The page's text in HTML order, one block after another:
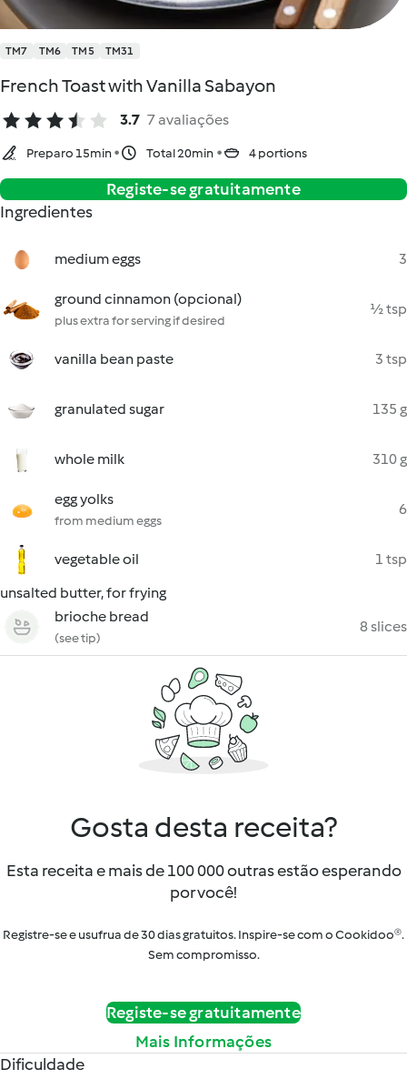
TM7 TM6 TM5 TM31
French Toast with Vanilla Sabayon
3.7 7 avaliações
Preparo 15min Total 20min 4 portions
Registe-se gratuitamente
Ingredientes
medium eggs 3
ground cinnamon (opcional)
plus extra for serving if desired
½ tsp
vanilla bean paste 3 tsp
granulated sugar 135 g
whole milk 310 g
egg yolks
from medium eggs
6
vegetable oil
1 tsp
unsalted butter, for frying
brioche bread
(see tip)
8 slices
Gosta desta receita?
Esta receita e mais de 100 000 outras estão esperando
por você!
Registre-se e usufrua de 30 dias gratuitos. Inspire-se com o Cookidoo®.
Sem compromisso.
Registe-se gratuitamente
Mais Informações
Dificuldade